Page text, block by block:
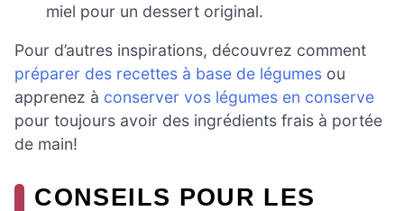
miel pour un dessert original.
Pour d’autres inspirations, découvrez comment
préparer des recettes à base de légumes ou
apprenez à conserver vos légumes en conserve
pour toujours avoir des ingrédients frais à portée
de main!
CONSEILS POUR LES